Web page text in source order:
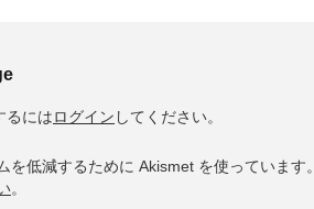
るにはログイン してください。
を低減するために Akismet を使っています。
。